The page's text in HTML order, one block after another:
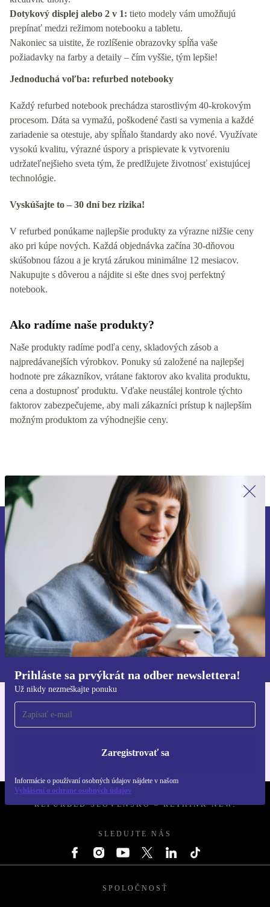
Dotykový displej alebo 2 v 1: tieto modely vám umožňujú
prepínať medzi režimom notebooku a tabletu.
Nakoniec sa uistite, že rozlíšenie obrazovky spĺňa vaše
požiadavky na farby a detaily – čím vyššie, tým lepšie!
Jednoduchá voľba: refurbed notebooky
Každý refurbed notebook prechádza starostlivým 40-krokovým
procesom. Dáta sa vymažú, poškodené časti sa vymenia a každé
zariadenie sa otestuje, aby spĺňalo štandardy ako nové. Využívate
vysokú kvalitu, výrazné úspory a prispievate k vytvoreniu
udržateľnejšieho sveta tým, že predlžujete životnosť existujúcej
technológie.
Vyskúšajte to – 30 dní bez rizika!
V refurbed ponúkame najlepšie produkty za výrazne nižšie ceny
ako pri kúpe nových. Každá objednávka začína 30-dňovou
skúšobnou fázou a je krytá zárukou minimálne 12 mesiacov.
Nakupujte s dôverou a nájdite si ešte dnes svoj perfektný
notebook.
Ako radíme naše produkty?
Naše produkty radíme podľa ceny, skladových zásob a
najpredávanejších výrobkov. Ponuky sú založené na najlepšej
hodnote pre zákazníkov, vrátane faktorov ako kvalita produktu,
cena a dostupnosť produktu. Vďake neustálej kontrole týchto
faktorov zabezpečujeme, aby mali zákazníci prístup k najlepším
možným produktom za výhodnejšie ceny.
Prihláste sa prvýkrát na odber newslettera!
Už nikdy nezmeškajte ponuku
Zaregistrovať sa
Informácie o používaní osobných údajov nájdete v našom
Vyhlásení o ochrane osobných údajov
Prihláste sa prvýkrát na newsletter!
Už nikdy nezmeškajte ponuku.
Zaregistrovať sa
Informácie o používaní osobných údajov nájdete v našich
Zásadách ochrany osobných údajov.
REFURBED SLOVENSKO – RETHINK NEW.
SLEDUJTE NÁS
SPOLOČNOSŤ